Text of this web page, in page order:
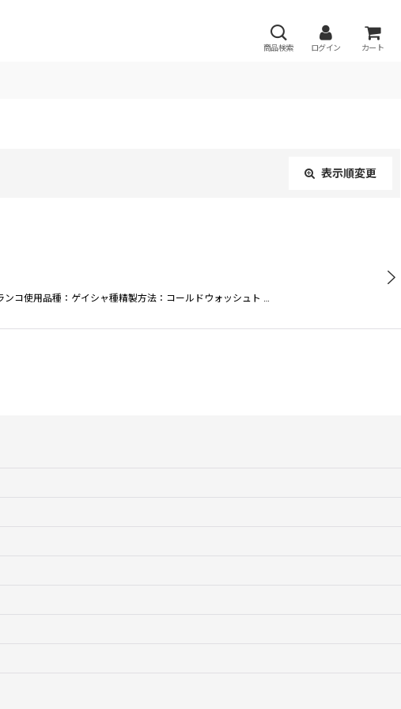
商品検索 ログイン カート
表示順変更
コ使用品種：ゲイシャ種精製方法：コールドウォッシュト …